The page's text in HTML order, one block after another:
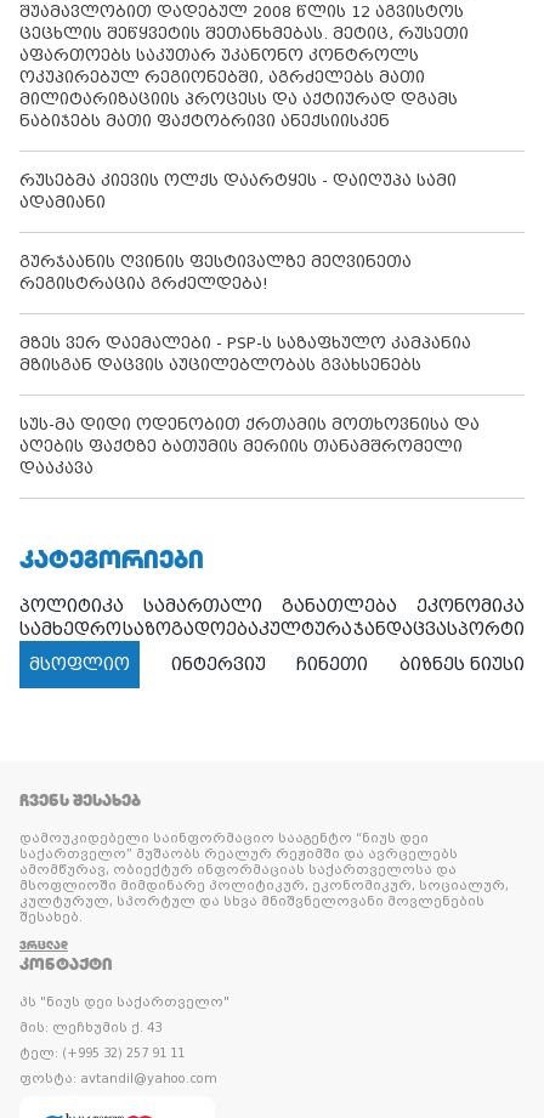
შუამავლობით დადებულ 2008 წლის 12 აგვისტოს
ცეცხლის შეწყვეტის შეთანხმებას. მეტიც, რუსეთი
აფართოებს საკუთარ უკანონო კონტროლს
ოკუპირებულ რეგიონებში, აგრძელებს მათი
მილიტარიზაციის პროცესს და აქტიურად დგამს
ნაბიჯებს მათი ფაქტობრივი ანექსიისკენ
რუსებმა კიევის ოლქს დაარტყეს - დაიღუპა სამი
ადამიანი
გურჯაანის ღვინის ფესტივალზე მეღვინეთა
რეგისტრაცია გრძელდება!
მზეს ვერ დაემალები - PSP-ს საზაფხულო კამპანია
მზისგან დაცვის აუცილებლობას გვახსენებს
სუს-მა დიდი ოდენობით ქრთამის მოთხოვნისა და
აღების ფაქტზე ბათუმის მერიის თანამშრომელი
დააკავა
ᲙᲐᲢᲔᲒᲝᲠᲘᲔᲑᲘ
პოლიტიკა სამართალი განათლება
ეკონომიკა
სამხედროსაზოგადოებაკულტურაჯანდაცვასპორტი
მსოფლიო
ინტერვიუ ჩინეთი ბიზნეს ნიუსი
ᲩᲕᲔᲜᲡ ᲨᲔᲡᲐᲮᲔᲑ
დამოუკიდებელი საინფორმაციო სააგენტო “ნიუს დეი
საქართველო” მუშაობს რეალურ რეჟიმში და ავრცელებს
ამომწურავ, ობიექტურ ინფორმაციას საქართველოსა და
მსოფლიოში მიმდინარე პოლიტიკურ, ეკონომიკურ, სოციალურ,
კულტურულ, სპორტულ და სხვა მნიშვნელოვანი მოვლენების
შესახებ.
ᲕᲠᲪᲚᲐᲓ
ᲙᲝᲜᲢᲐᲥᲢᲘ
პს "ნიუს დეი საქართველო"
მის: ლეჩხუმის ქ. 43
ტელ: (+995 32) 257 91 11
ფოსტა: avtandil@yahoo.com